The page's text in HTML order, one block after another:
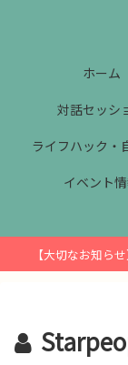
ホーム
対話セッシ
ライフハック・
イベント
【大切なお知ら